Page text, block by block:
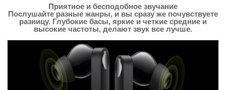
Приятное и бесподобное звучание
Послушайте разные жанры, и вы сразу же почувствуете
разницу. Глубокие басы, яркие и четкие средние и
высокие частоты, делают звук все лучше.